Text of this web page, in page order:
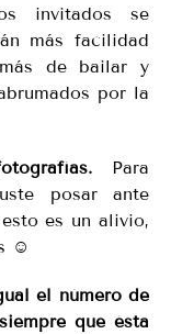
invitados se
más facilidad
de bailar y
por la
Para
posar ante
es un alivio,
☺
el número de
que ésta